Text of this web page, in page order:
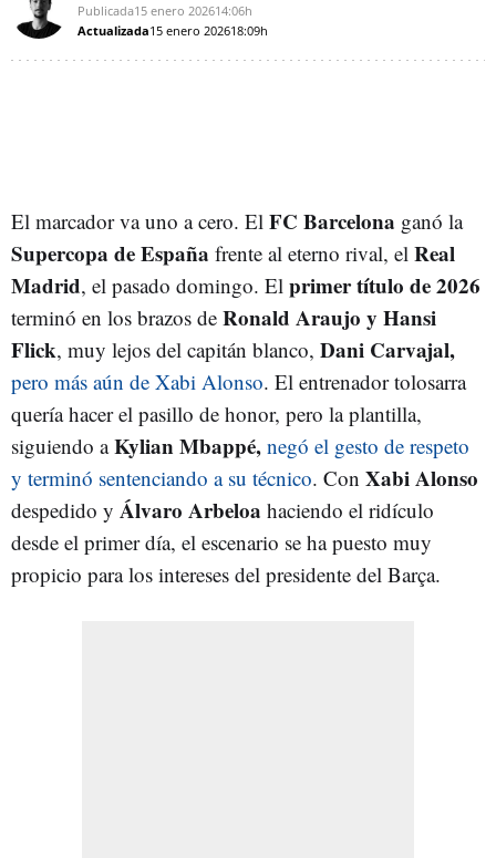
Publicada15 enero 202614:06h
Actualizada15 enero 202618:09h
El marcador va uno a cero. El FC Barcelona ganó la
Supercopa de España frente al eterno rival, el Real
Madrid, el pasado domingo. El primer título de 2026
terminó en los brazos de Ronald Araujo y Hansi
Flick, muy lejos del capitán blanco, Dani Carvajal,
pero más aún de Xabi Alonso. El entrenador tolosarra
quería hacer el pasillo de honor, pero la plantilla,
siguiendo aKylian Mbappé, negó el gesto de respeto
y terminó sentenciando a su técnico. Con Xabi Alonso
despedido y Álvaro Arbeloa haciendo el ridículo
desde el primer día, el escenario se ha puesto muy
propicio para los intereses del presidente del Barça.